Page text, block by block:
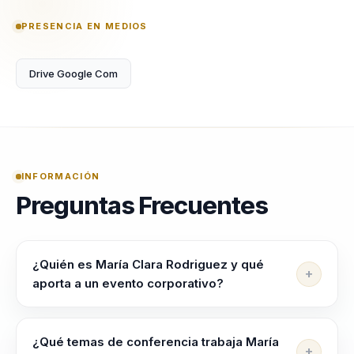
crecimiento personal.
conectar con otras
figura influyente en la
colombianas. Las
empresas la
motivacionales,
PRESENCIA EN MEDIOS
Drive Google Com
INFORMACIÓN
Preguntas Frecuentes
¿Quién es María Clara Rodriguez y qué
aporta a un evento corporativo?
equipos que ayuda a alinear equipos, elevar criterio y
¿Qué temas de conferencia trabaja María